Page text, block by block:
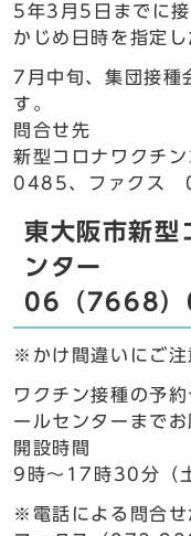
5年3月5日までに
かじめ日時を指定
7月中旬、集団接種
す。
問合せ先
新型コロナワクチ
0485、ファクス
東大阪市新型
ンター
06（7668
※かけ間違いにご注
ワクチン接種の予
ールセンターまでお
開設時間
9時～17時30分（
※電話による問合せ